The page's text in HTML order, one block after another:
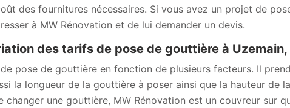
des fournitures nécessaires. Si vous avez un projet de
à MW Rénovation et de lui demander un devis.
des tarifs de pose de gouttière à
pose de gouttière en fonction de plusieurs facteurs. Il
la longueur de la gouttière à poser ainsi que la hauteur de
changer une gouttière, MW Rénovation est un couvreur sur